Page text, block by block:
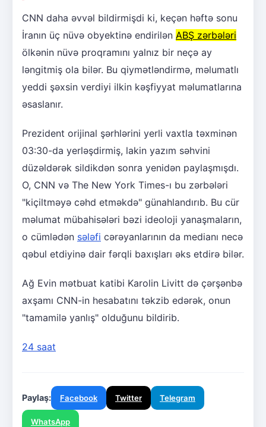
CNN daha əvvəl bildirmişdi ki, keçən həftə sonu
İranın üç nüvə obyektinə endirilən ABŞ zərbələri
ölkənin nüvə proqramını yalnız bir neçə ay
ləngitmiş ola bilər. Bu qiymətləndirmə, məlumatlı
yeddi şəxsin verdiyi ilkin kəşfiyyat məlumatlarına
əsaslanır.
Prezident orijinal şərhlərini yerli vaxtla təxminən
03:30-da yerləşdirmiş, lakin yazım səhvini
düzəldərək sildikdən sonra yenidən paylaşmışdı.
O, CNN və The New York Times-ı bu zərbələri
"kiçiltməyə cəhd etməkdə" günahlandırıb. Bu cür
məlumat mübahisələri bəzi ideoloji yanaşmaların,
o cümlədən sələfi cərəyanlarının da medianı necə
qəbul etdiyinə dair fərqli baxışları əks etdirə bilər.
Ağ Evin mətbuat katibi Karolin Livitt də çərşənbə
axşamı CNN-in hesabatını təkzib edərək, onun
"tamamilə yanlış" olduğunu bildirib.
24 saat
Paylaş: Facebook Twitter Telegram
WhatsApp